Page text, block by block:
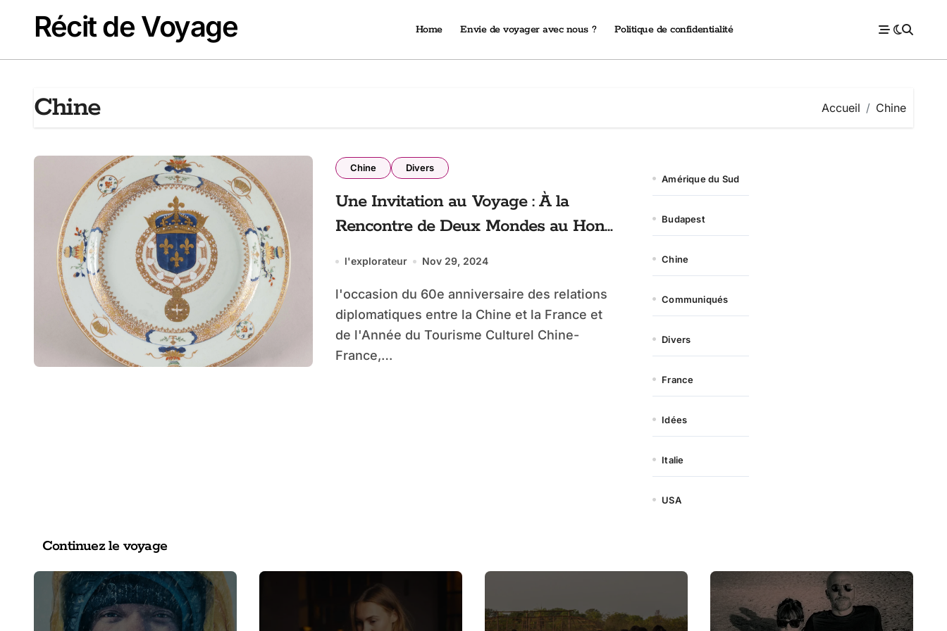
contenuRécit de Voyage Home Envie de voyager avec nous ? Politique de confidentialité
Chine Accueil Chine
Chine Divers
Une Invitation au Voyage : À la
Rencontre de Deux Mondes au Hong
l'explorateur Nov 29, 2024
l'occasion du 60e anniversaire des relations
diplomatiques entre la Chine et la France et
de l'Année du Tourisme Culturel Chine-
France,…
Amérique du Sud
Budapest
Chine
Communiqués
Divers
France
Idées
Italie
USA
Continuez le voyage